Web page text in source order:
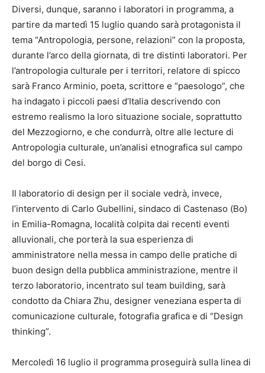
Diversi, dunque, saranno i laboratori in programma, a
partire da martedì 15 luglio quando sarà protagonista il
tema “Antropologia, persone, relazioni” con la proposta,
durante l’arco della giornata, di tre distinti laboratori. Per
l’antropologia culturale per i territori, relatore di spicco
sarà Franco Arminio, poeta, scrittore e “paesologo”, che
ha indagato i piccoli paesi d’Italia descrivendo con
estremo realismo la loro situazione sociale, soprattutto
del Mezzogiorno, e che condurrà, oltre alle lecture di
Antropologia culturale, un’analisi etnografica sul campo
del borgo di Cesi.
Il laboratorio di design per il sociale vedrà, invece,
l’intervento di Carlo Gubellini, sindaco di Castenaso (Bo)
in Emilia-Romagna, località colpita dai recenti eventi
alluvionali, che porterà la sua esperienza di
amministratore nella messa in campo delle pratiche di
buon design della pubblica amministrazione, mentre il
terzo laboratorio, incentrato sul team building, sarà
condotto da Chiara Zhu, designer veneziana esperta di
comunicazione culturale, fotografia grafica e di “Design
thinking”.
Mercoledì 16 luglio il programma proseguirà sulla linea di